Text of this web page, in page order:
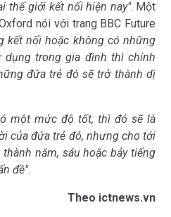
thế giới kết nối hiện nay". Một
nói với trang BBC Future
kết nối hoặc không có những
trong gia đình thì chính
đứa trẻ đó sẽ trở thành dị
một mức độ tốt, thì đó sẽ là
của đứa trẻ đó, nhưng cho tới
năm, sáu hoặc bảy tiếng
đề".
Theo ictnews.vn